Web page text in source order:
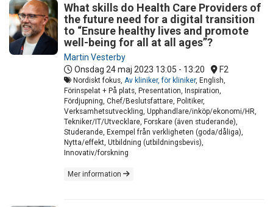
What skills do Health Care Providers of
the future need for a digital transition
to “Ensure healthy lives and promote
well-being for all at all ages”?
Martin Vesterby
Onsdag 24 maj 2023 13:05 - 13:20 F2
Nordiskt fokus, Av kliniker, för kliniker, English,
Förinspelat + På plats, Presentation, Inspiration,
Fördjupning, Chef/Beslutsfattare, Politiker,
Verksamhetsutveckling, Upphandlare/inköp/ekonomi/HR,
Tekniker/IT/Utvecklare, Forskare (även studerande),
Studerande, Exempel från verkligheten (goda/dåliga),
Nytta/effekt, Utbildning (utbildningsbevis),
Innovativ/forskning
Mer information